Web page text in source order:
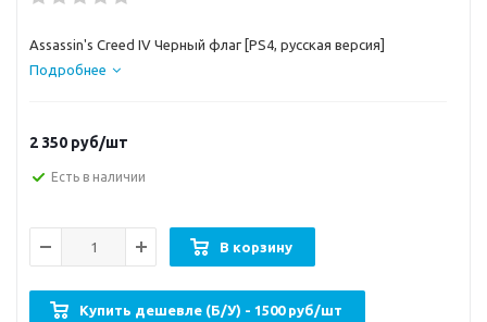
Assassin's Creed IV Черный флаг [PS4, русская версия]
Подробнее
2 350 руб/шт
Есть в наличии
В корзину
Купить дешевле (Б/У) - 1500 руб/шт